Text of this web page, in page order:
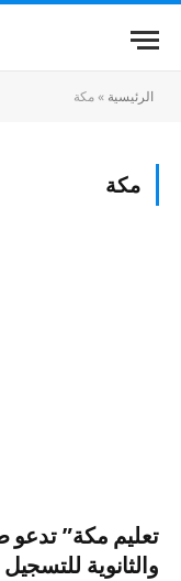
الرئيسية »مكة
مكة
تعليم مكة” تدعو
والثانوية